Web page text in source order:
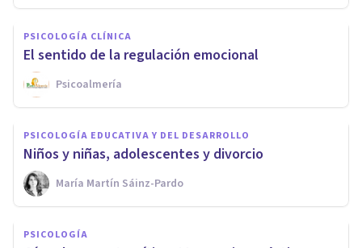
PSICOLOGÍA CLÍNICA
El sentido de la regulación emocional
Psicoalmería
PSICOLOGÍA EDUCATIVA Y DEL DESARROLLO
Niños y niñas, adolescentes y divorcio
María Martín Sáinz-Pardo
PSICOLOGÍA